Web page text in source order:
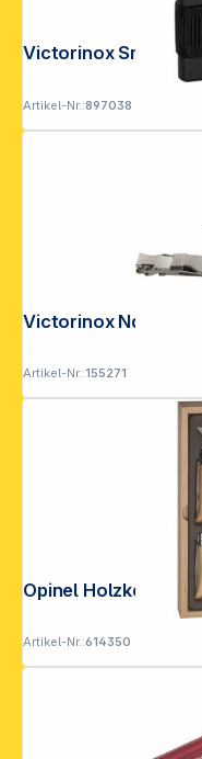
Artikel-Nr.:897038
Victorinox Nail Clip
Artikel-Nr.:155271
Artikel-Nr.:614350